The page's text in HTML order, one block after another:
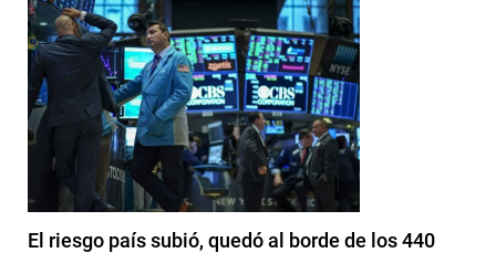
El riesgo país subió, quedó al borde de los 440